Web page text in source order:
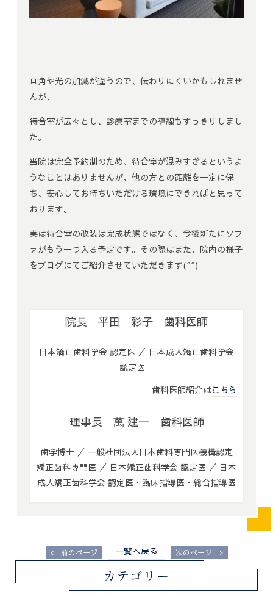
カテゴリー
画角や光の加減が違うので、伝わりにくいかもしれませ
んが、
待合室が広々とし、診療室までの導線もすっきりしまし
た。
当院は完全予約制のため、待合室が混みすぎるというよ
うなことはありませんが、他の方との距離を一定に保
ち、安心してお待ちいただける環境にできればと思って
おります。
実は待合室の改装は完成状態ではなく、今後新たにソフ
ァがもう一つ入る予定です。その際はまた、院内の様子
をブログにてご紹介させていただきます(^^)
院長 平田 彩子 歯科医師
日本矯正歯科学会 認定医 ／ 日本成人矯正歯科学会
認定医
歯科医師紹介はこちら
理事長 萬 建一 歯科医師
歯学博士 ／ 一般社団法人日本歯科専門医機構認定
矯正歯科専門医 ／ 日本矯正歯科学会 認定医 ／ 日本
成人矯正歯科学会 認定医・臨床指導医・総合指導医
<前のページ 一覧へ戻る 次のページ >